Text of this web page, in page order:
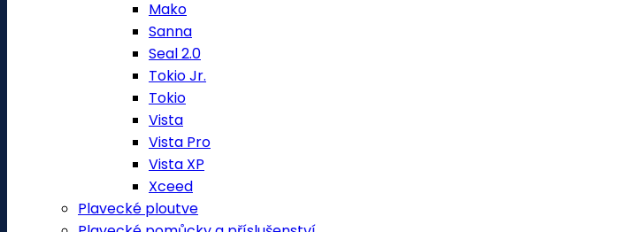
Mako
Sanna
Seal 2.0
Tokio Jr.
Tokio
Vista
Vista Pro
Vista XP
Xceed
Plavecké ploutve